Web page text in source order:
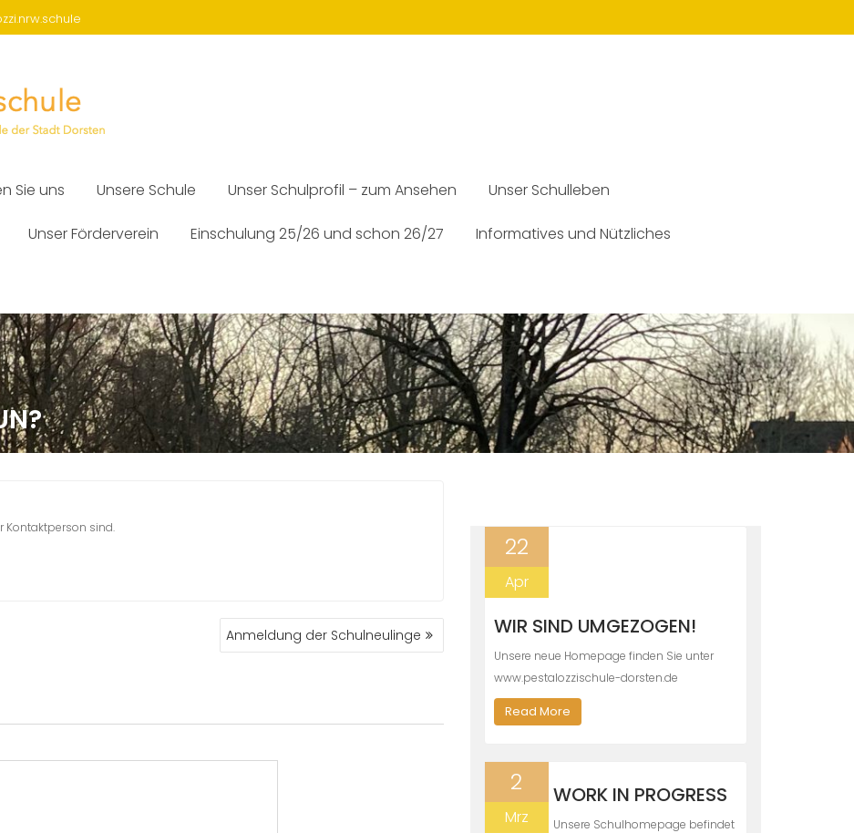
Sie uns Unsere Schule Unser Schulprofil – zum Ansehen Unser Schulleben
Unser Förderverein Einschulung 25/26 und schon 26/27 Informatives und Nützliches
Kontaktperson sind.
Anmeldung der Schulneulinge
22
Apr
WIR SIND UMGEZOGEN!
Unsere neue Homepage finden Sie unter
www.pestalozzischule-dorsten.de
Read More
2
Mrz
WORK IN PROGRESS
Unsere Schulhomepage befindet